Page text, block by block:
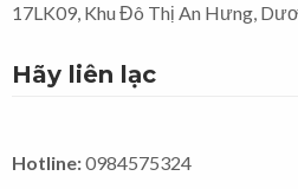
17LK09, Khu Đô Thị An Hưng,
Hãy liên lạc
Hotline:0984575324